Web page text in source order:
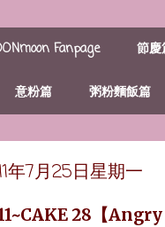
Fanpage 節慶
意粉篇 粥粉麵飯篇
年7月25日星期一
28【Angry